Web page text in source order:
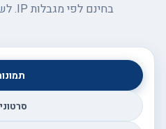
בחינם לפי מגבלות IP. לשדרוג —